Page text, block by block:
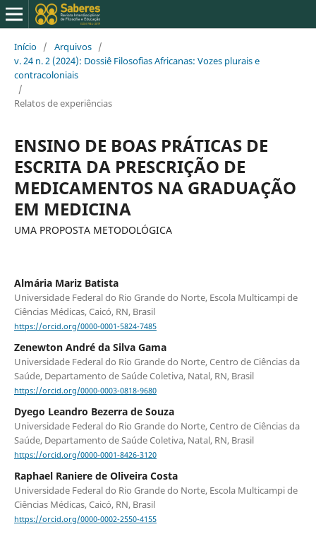
Início / Arquivos /
v. 24 n. 2 (2024): Dossiê Filosofias Africanas: Vozes plurais e
contracoloniais
/
Relatos de experiências
ENSINO DE BOAS PRÁTICAS DE
ESCRITA DA PRESCRIÇÃO DE
MEDICAMENTOS NA GRADUAÇÃO
EM MEDICINA
UMA PROPOSTA METODOLÓGICA
Almária Mariz Batista
Universidade Federal do Rio Grande do Norte, Escola Multicampi de
Ciências Médicas, Caicó, RN, Brasil
https://orcid.org/0000-0001-5824-7485
Zenewton André da Silva Gama
Universidade Federal do Rio Grande do Norte, Centro de Ciências da
Saúde, Departamento de Saúde Coletiva, Natal, RN, Brasil
https://orcid.org/0000-0003-0818-9680
Dyego Leandro Bezerra de Souza
Universidade Federal do Rio Grande do Norte, Centro de Ciências da
Saúde, Departamento de Saúde Coletiva, Natal, RN, Brasil
https://orcid.org/0000-0001-8426-3120
Raphael Raniere de Oliveira Costa
Universidade Federal do Rio Grande do Norte, Escola Multicampi de
Ciências Médicas, Caicó, RN, Brasil
https://orcid.org/0000-0002-2550-4155